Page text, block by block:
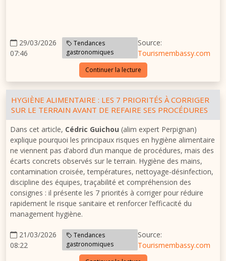
29/03/2026
07:46
Tendances
gastronomiques
Source:
Tourismembassy.com
Continuer la lecture
HYGIÈNE ALIMENTAIRE : LES 7 PRIORITÉS À CORRIGER
SUR LE TERRAIN AVANT DE REFAIRE SES PROCÉDURES
Dans cet article, Cédric Guichou (alim expert Perpignan)
explique pourquoi les principaux risques en hygiène alimentaire
ne viennent pas d’abord d’un manque de procédures, mais des
écarts concrets observés sur le terrain. Hygiène des mains,
contamination croisée, températures, nettoyage-désinfection,
discipline des équipes, traçabilité et compréhension des
consignes : il présente les 7 priorités à corriger pour réduire
rapidement le risque sanitaire et renforcer l’efficacité du
management hygiène.
21/03/2026
08:22
Tendances
gastronomiques
Source:
Tourismembassy.com